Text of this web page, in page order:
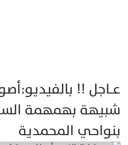
عــاجل !!
شبيهة بهمهمة
بنواحي المحمدية